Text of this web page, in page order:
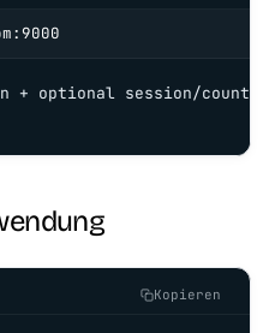
+ optional session/
Kopieren